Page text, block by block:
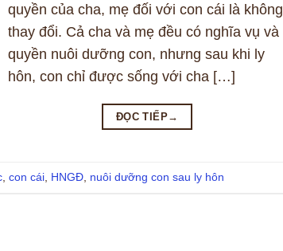
quyền của cha, mẹ đối với con cái là không
thay đổi. Cả cha và mẹ đều có nghĩa vụ và
quyền nuôi dưỡng con, nhưng sau khi ly
hôn, con chỉ được sống với cha […]
ĐỌC TIẾP→
con cái HNGĐ nuôi dưỡng con sau ly hôn